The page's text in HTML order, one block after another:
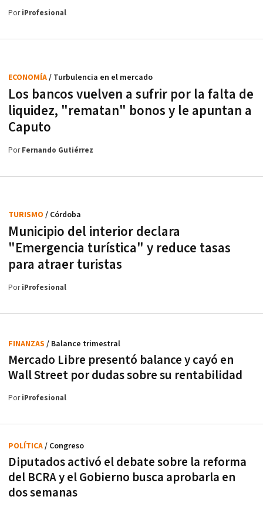
PoriProfesional
Los bancos vuelven a sufrir por la falta de
liquidez, "rematan" bonos y le apuntan a
Caputo
ECONOMÍA/ Turbulencia en el mercado
PorFernando Gutiérrez
Municipio del interior declara
"Emergencia turística" y reduce tasas
para atraer turistas
TURISMO / Córdoba
PoriProfesional
Mercado Libre presentó balance y cayó en
Wall Street por dudas sobre su rentabilidad
FINANZAS / Balance trimestral
PoriProfesional
Diputados activó el debate sobre la reforma
del BCRA y el Gobierno busca aprobarla en
dos semanas
POLÍTICA/ Congreso